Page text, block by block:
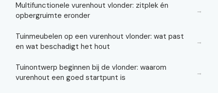
Multifunctionele vurenhout vlonder: zitplek én
opbergruimte eronder
→
Tuinmeubelen op een vurenhout vlonder: wat past
en wat beschadigt het hout
→
Tuinontwerp beginnen bij de vlonder: waarom
vurenhout een goed startpunt is
→